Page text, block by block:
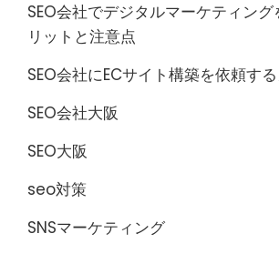
SEO会社でデジタルマーケティング
リットと注意点
SEO会社にECサイト構築を依頼す
SEO会社大阪
SEO大阪
seo対策
SNSマーケティング